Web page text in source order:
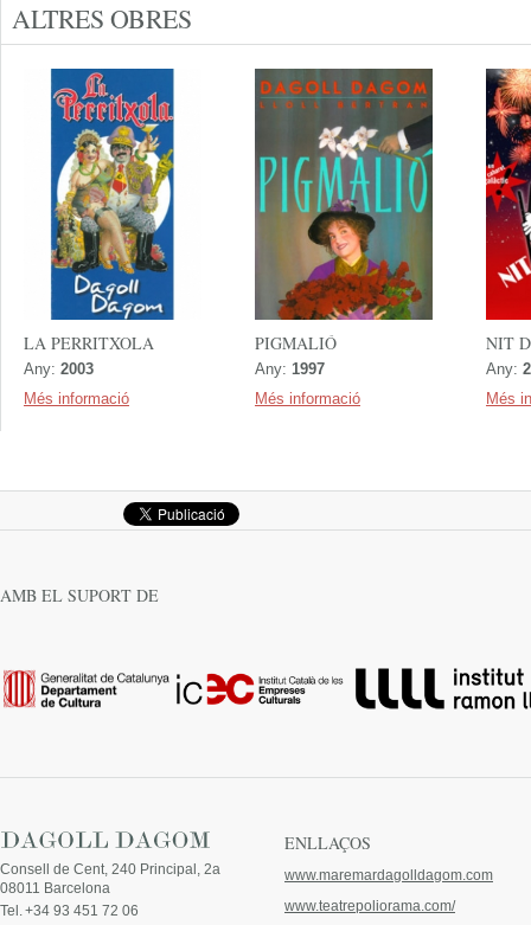
ALTRES OBRES
LA PERRITXOLA
Any: 2003
Més informació
PIGMALIÓ
Any: 1997
Més informació
NIT
Any:
Més
AMB EL SUPORT DE
Consell de Cent, 240 Principal, 2a
08011 Barcelona
Tel.+34 93 451 72 06
ENLLAÇOS
www.maremardagolldagom.com
www.teatrepoliorama.com/